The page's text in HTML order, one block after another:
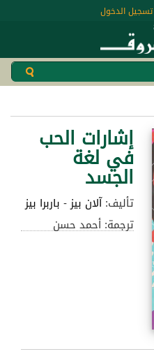
تسجيل الدخول
إشارات الحب
في لغة
الجسد
تأليف:آلان بيز- باربرا بيز
ترجمة: أحمد حسن